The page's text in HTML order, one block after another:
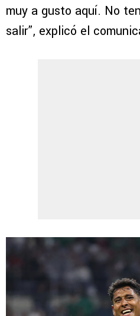
muy a gusto aquí. No
salir”, explicó el